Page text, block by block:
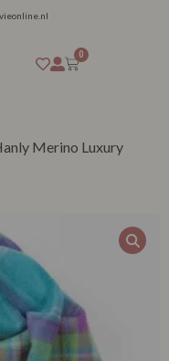
0
Merino Luxury